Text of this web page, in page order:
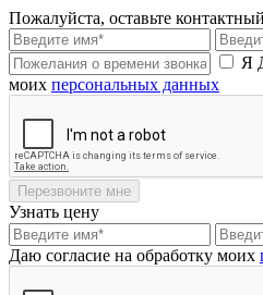
Пожалуйста, оставьте
Я
моих персональных данных
Перезвоните мне
Узнать цену
Даю согласие на обработку моих